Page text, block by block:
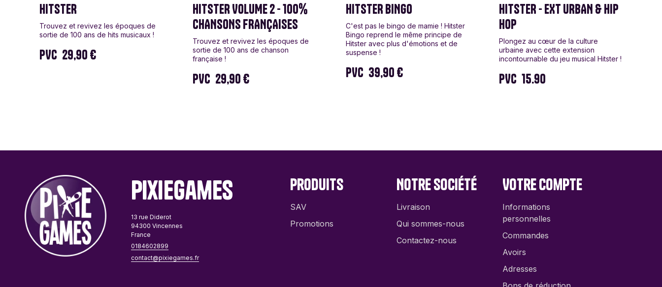
HITSTER
Trouvez et revivez les époques de
sortie de 100 ans de hits musicaux !
PVC 29,90 €
HITSTER VOLUME 2 - 100%
CHANSONS FRANÇAISES
Trouvez et revivez les époques de
sortie de 100 ans de chanson
française !
PVC 29,90 €
HITSTER BINGO
C'est pas le bingo de mamie ! Hitster
Bingo reprend le même principe de
Hitster avec plus d'émotions et de
suspense !
PVC 39,90 €
HITSTER - EXT URBAN & HIP
HOP
Plongez au cœur de la culture
urbaine avec cette extension
incontournable du jeu musical Hitster !
PVC 15.90
PixieGames
13 rue Diderot
94300 Vincennes
France
0184602899
contact@pixiegames.fr
Produits
SAV
Promotions
Notre société
Livraison
Qui sommes-nous
Contactez-nous
Votre compte
Informations
personnelles
Commandes
Avoirs
Adresses